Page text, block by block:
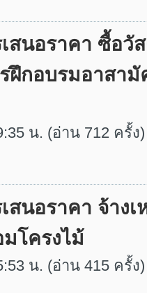
สนอราคา ซื้อวั
ฝึกอบรมอาสา
น. (อ่าน 712 ครั้ง)
สนอราคา จ้าง
โครงไม้
น. (อ่าน 415 ครั้ง)